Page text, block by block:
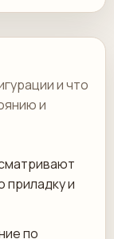
и что
и
приладку и
по